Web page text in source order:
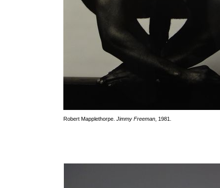
Robert Mapplethorpe. Jimmy Freeman , 1981.